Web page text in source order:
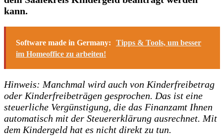
kann.
Software made in Germany:
Tipps & Tools, um besser
im Homeoffice zu arbeiten!
Hinweis: Manchmal wird auch von Kinderfreibetrag
oder Kinderfreibeträgen gesprochen. Das ist eine
steuerliche Vergünstigung, die das Finanzamt Ihnen
automatisch mit der Steuererklärung ausrechnet. Mit
dem Kindergeld hat es nicht direkt zu tun.